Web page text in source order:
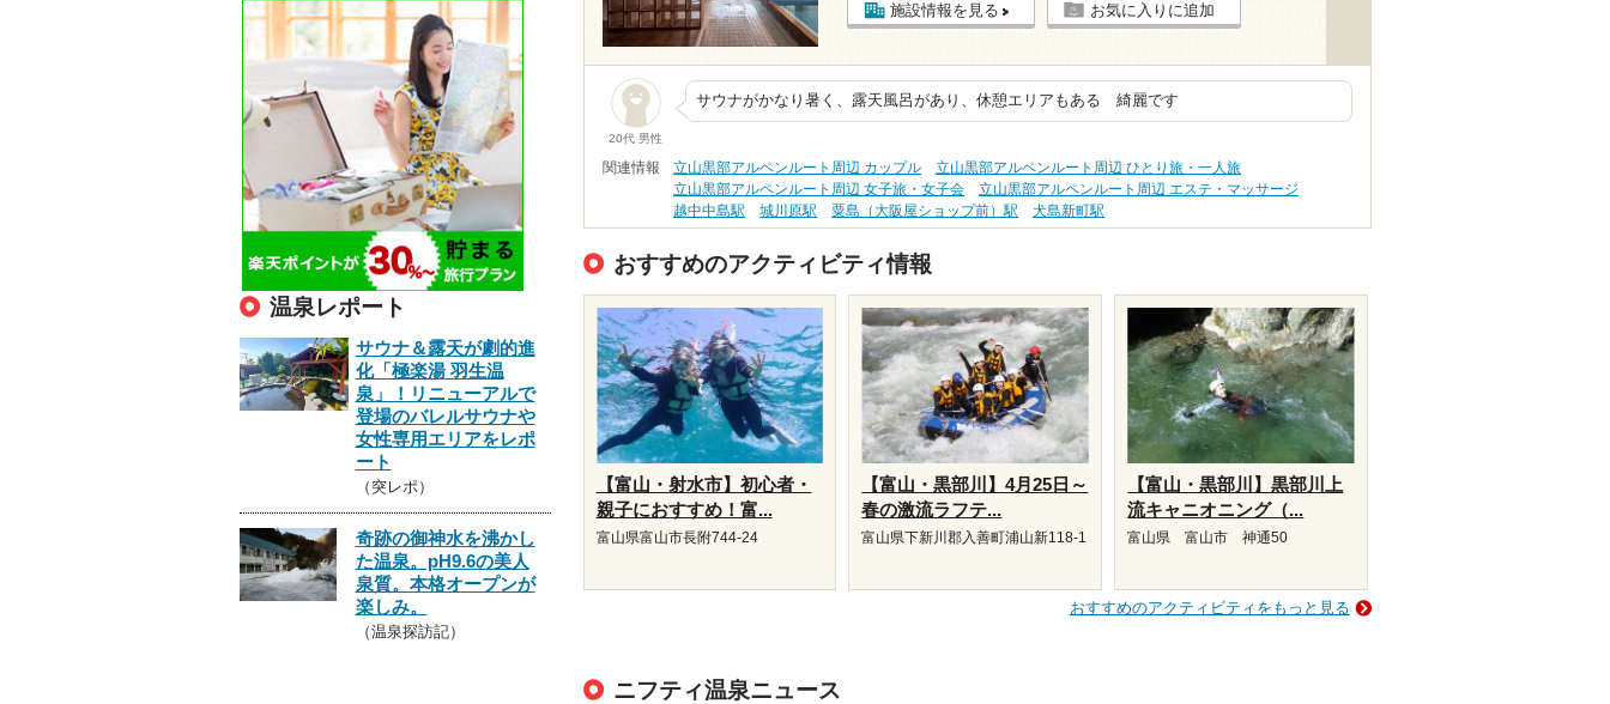
施設情報を見る お気に入りに追加
20代 男性
サウナがかなり暑く、露天風呂があり、休憩エリアもある 綺麗です
関連情報 立山黒部アルペンルート周辺 カップル
立山黒部アルペンルート周辺 ひとり旅・一人旅
立山黒部アルペンルート周辺 女子旅・女子会
立山黒部アルペンルート周辺 エステ・マッサージ
越中中島駅
城川原駅 粟島（大阪屋ショップ前）駅 犬島新町駅
おすすめのアクティビティ情報
【富山・射水市】初心者・
親子におすすめ！富...
富山県富山市長附744-24
【富山・黒部川】4月25日～
春の激流ラフテ...
富山県下新川郡入善町浦山新118-1
【富山・黒部川】黒部川上
流キャニオニング（...
富山県 富山市 神通50
おすすめのアクティビティをもっと見る
ニフティ温泉ニュース
温泉レポート
サウナ＆露天が劇的進
化「極楽湯 羽生温
泉」！リニューアルで
登場のバレルサウナや
女性専用エリアをレポ
ート
（突レポ）
奇跡の御神水を沸かし
た温泉。pH9.6の美人
泉質。本格オープンが
楽しみ。
（温泉探訪記）